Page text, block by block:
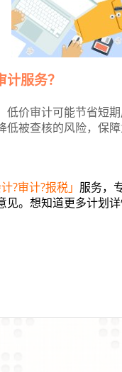
服务？
低价审计可能节省短
被查核的风险，保障
计?审计?报税」 服务，
见。想知道更多计划